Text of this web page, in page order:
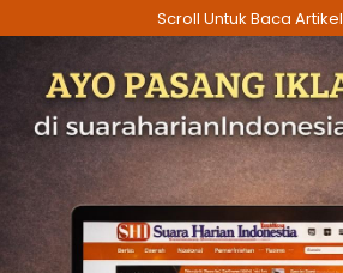
ke
Scroll Untuk Baca Artikel